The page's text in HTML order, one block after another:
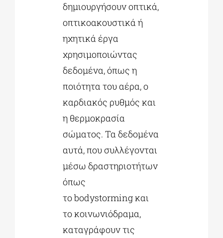
δημιουργήσουν οπτικά,
οπτικοακουστικά ή
ηχητικά έργα
χρησιμοποιώντας
δεδομένα, όπως η
ποιότητα του αέρα, ο
καρδιακός ρυθμός και
η θερμοκρασία
σώματος. Τα δεδομένα
αυτά, που συλλέγονται
μέσω δραστηριοτήτων
όπως
το bodystorming και
το κοινωνιόδραμα,
καταγράφουν τις